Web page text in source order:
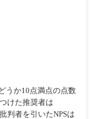
うか10点満点の点数
けた推奨者は
判者を引いたNPSは